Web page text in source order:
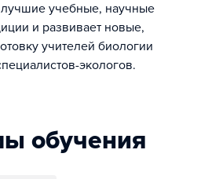
лучшие учебные, научные
и развивает новые,
учителей биологии
экологов.
обучения